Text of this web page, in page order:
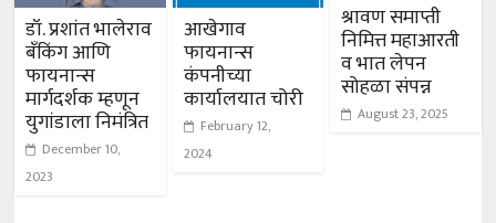
डॉ. प्रशांत भालेराव
बँकिंग आणि
फायनान्स
मार्गदर्शक म्हणून
युगांडाला निमंत्रित
December 10,
2023
आखेगाव
फायनान्स
कंपनीच्या
कार्यालयात चोरी
February 12,
2024
श्रावण समाप्ती
निमित्त महाआरती
व भात लेपन
सोहळा संपन्न
August 23, 2025